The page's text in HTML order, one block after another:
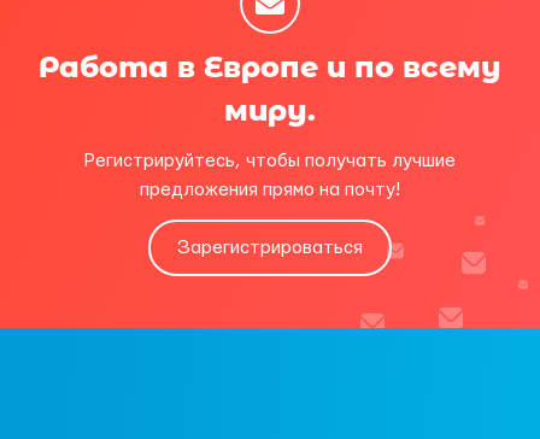
Работа в Европе и по всему
миру.
Регистрируйтесь, чтобы получать лучшие
предложения прямо на почту!
Зарегистрироваться